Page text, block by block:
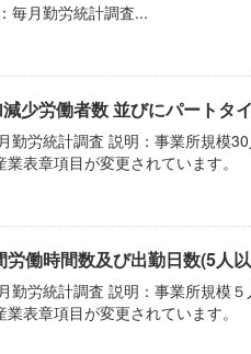
毎月勤労統計調査...
少労働者数 並びにパートタ
勤労統計調査 説明：事業所規模
表章項目が変更されています。
働時間数及び出勤日数(5人以
勤労統計調査 説明：事業所規模
表章項目が変更されています。